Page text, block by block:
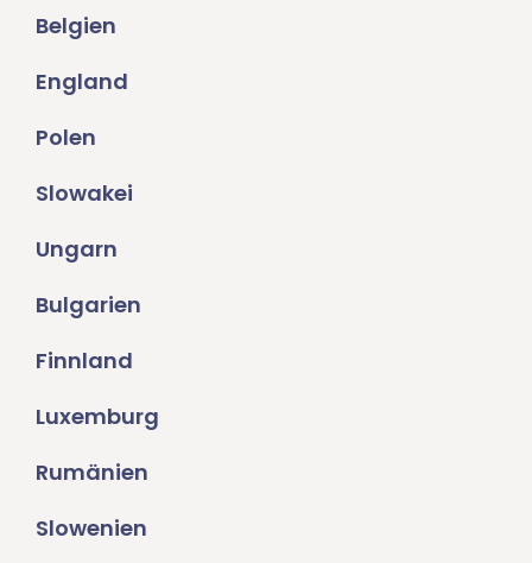
Belgien
England
Polen
Slowakei
Ungarn
Bulgarien
Finnland
Luxemburg
Rumänien
Slowenien